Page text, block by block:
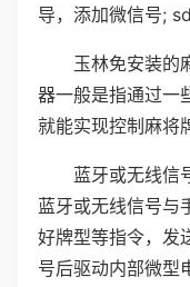
导，添加微信号;
玉林免安装的
器一般是指通过一
就能实现控制麻将
蓝牙或无线信
蓝牙或无线信号与
好牌型等指令，发
号后驱动内部微型